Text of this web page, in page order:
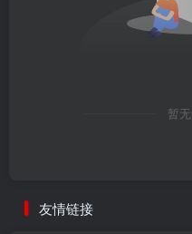
暂
友情链接